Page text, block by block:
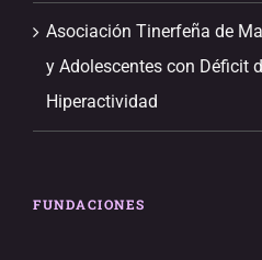
Asociación Tinerfeña de
y Adolescentes con Déficit
Hiperactividad
FUNDACIONES